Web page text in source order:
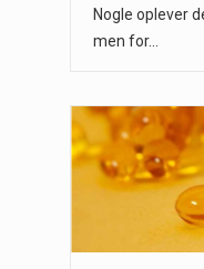
Nogle oplever
men for…